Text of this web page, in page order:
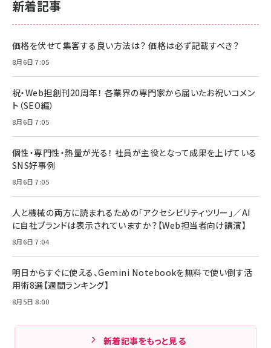
新着記事
価格を伏せて集客する良い方法は？ 価格は必ず記載すべき？
8月6日 7:05
祝・Web担創刊20周年！ 各業界の専門家から届いたお祝いコメン
ト（SEO編）
8月6日 7:05
個性・専門性・熱量が光る！ 社員が主役となって成果を上げている
SNS好事例
8月6日 7:05
人と機械の両方に読まれるための「アクセシビリティツリー」／AI
に自社ブランドは表示されていますか？【Web担当者向け講演】
8月6日 7:04
明日からすぐに使える、Gemini Notebookを無料で使い倒す活
用術8選【週間ランキング】
8月5日 8:00
新着記事をもっと見る